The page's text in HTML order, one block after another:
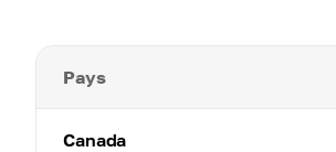
Pays
Canada